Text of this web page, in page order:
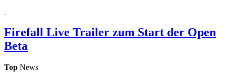
Firefall Live Trailer zum Start der Open
Beta
Top News